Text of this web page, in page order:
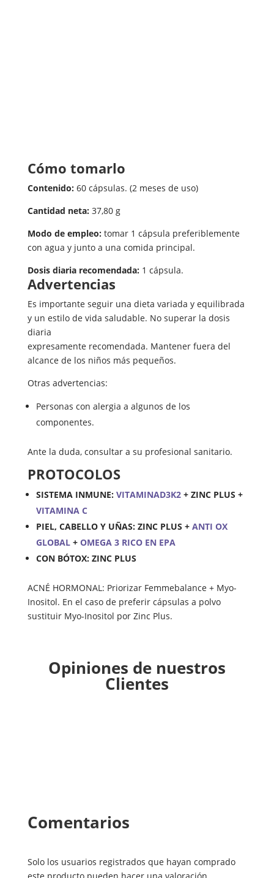
Cómo tomarlo
Contenido: 60 cápsulas. (2 meses de uso)
Cantidad neta: 37,80 g
Modo de empleo: tomar 1 cápsula preferiblemente
con agua y junto a una comida principal.
Dosis diaria recomendada:1 cápsula.
Advertencias
Es importante seguir una dieta variada y equilibrada
y un estilo de vida saludable. No superar la dosis
diaria
expresamente recomendada. Mantener fuera del
alcance de los niños más pequeños.
Otras advertencias:
Personas con alergia a algunos de los
componentes.
Ante la duda, consultar a su profesional sanitario.
PROTOCOLOS
SISTEMA INMUNE: VITAMINAD3K2+ ZINC PLUS +
VITAMINA C
PIEL, CABELLO Y UÑAS: ZINC PLUS + ANTI OX
GLOBAL+OMEGA 3 RICO EN EPA
CON BÓTOX: ZINC PLUS
ACNÉ HORMONAL: Priorizar Femmebalance + Myo-
Inositol. En el caso de preferir cápsulas a polvo
sustituir Myo-Inositol por Zinc Plus.
Opiniones de nuestros
Clientes
Comentarios
Solo los usuarios registrados que hayan comprado